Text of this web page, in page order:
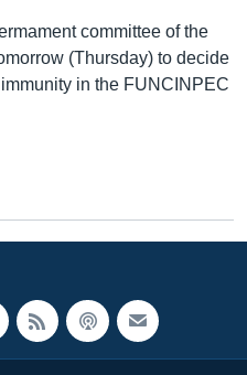
committee of the
(Thursday) to decide
in the FUNCINPEC